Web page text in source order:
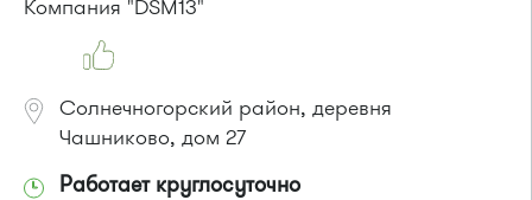
Компания "DSM13"
Солнечногорский район, деревня
Чашниково, дом 27
Работает круглосуточно